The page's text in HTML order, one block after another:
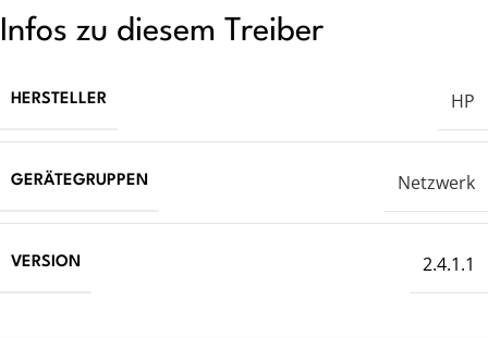
Infos zu diesem Treiber
HERSTELLER HP
GERÄTEGRUPPEN Netzwerk
VERSION 2.4.1.1